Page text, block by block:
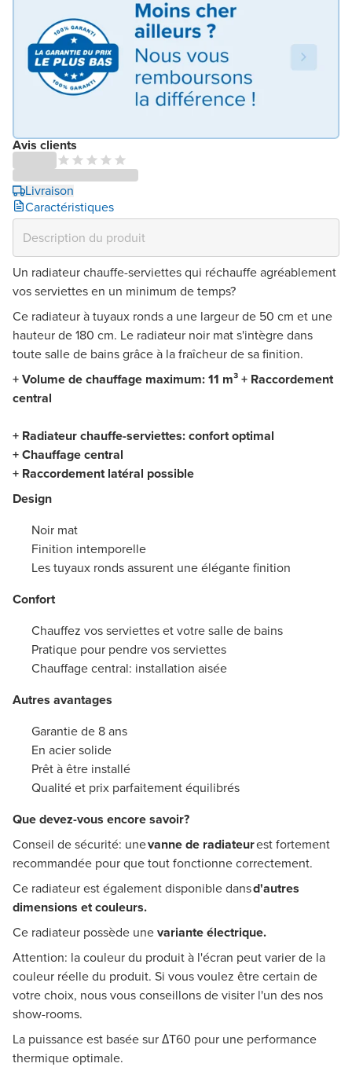
Avis clients
Livraison
Caractéristiques
Un radiateur chauffe-serviettes qui réchauffe agréablement
vos serviettes en un minimum de temps?
Ce radiateur à tuyaux ronds a une largeur de 50 cm et une
hauteur de 180 cm. Le radiateur noir mat s'intègre dans
toute salle de bains grâce à la fraîcheur de sa finition.
+ Volume de chauffage maximum: 11 m³ + Raccordement
central
+ Radiateur chauffe-serviettes: confort optimal
+ Chauffage central
+ Raccordement latéral possible
Design
Noir mat
Finition intemporelle
Les tuyaux ronds assurent une élégante finition
Confort
Chauffez vos serviettes et votre salle de bains
Pratique pour pendre vos serviettes
Chauffage central: installation aisée
Autres avantages
Garantie de 8 ans
En acier solide
Prêt à être installé
Qualité et prix parfaitement équilibrés
Que devez-vous encore savoir?
Conseil de sécurité: unevanne de radiateurestfortement
recommandée pour que tout fonctionne correctement.
Ce radiateur est également disponible dansd'autres
dimensions et couleurs.
Ce radiateur possède unevariante électrique.
Attention: la couleur du produit à l'écran peut varier de la
couleur réelle du produit. Si vous voulez être certain de
votre choix, nous vous conseillons de visiter l'un des nos
show-rooms.
La puissance est basée sur ΔT60 pour une performance
thermique optimale.